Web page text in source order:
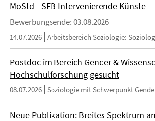
MoStd - SFB Intervenierende Künste
Bewerbungsende: 03.08.2026
14.07.2026 Arbeitsbereich Soziologie:
Postdoc im Bereich Gender &
Hochschulforschung gesucht
08.07.2026 Soziologie mit Schwerpunkt
Neue Publikation: Breites Spektrum an